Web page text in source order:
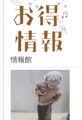
情報館